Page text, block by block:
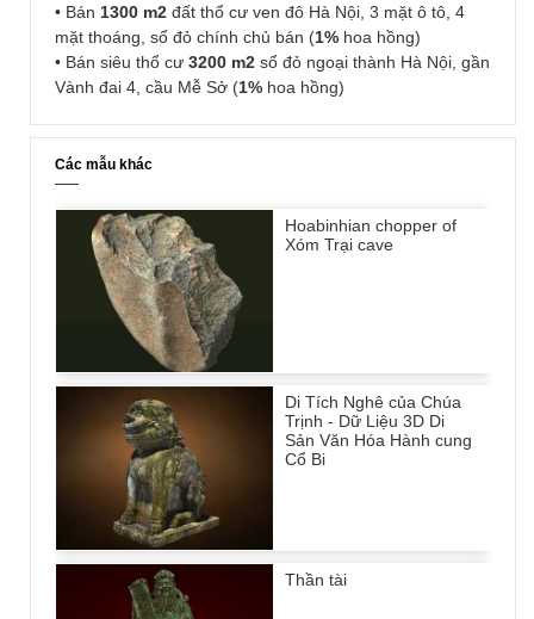
• Bán 1300 m2 đất thổ cư ven đô Hà Nội, 3 mặt ô tô, 4
mặt thoáng, sổ đỏ chính chủ bán (1% hoa hồng)
• Bán siêu thổ cư 3200 m2 sổ đỏ ngoại thành Hà Nội, gần
Vành đai 4, cầu Mễ Sở (1% hoa hồng)
Các mẫu khác
Hoabinhian chopper of
Xóm Trại cave
Di Tích Nghê của Chúa
Trịnh - Dữ Liệu 3D Di
Sản Văn Hóa Hành cung
Cổ Bi
Thần tài